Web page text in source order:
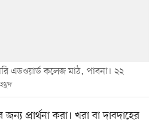
এডওয়ার্ড কলেজ মাঠ, পাবনা। ২২
জন্য প্রার্থনা করা। খরা বা দাবদাহের